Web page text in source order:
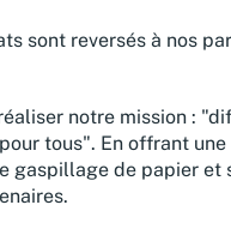
sont reversés à nos
notre mission :
tous". En offrant
gaspillage de papier et